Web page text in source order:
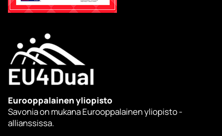
Eurooppalainen yliopisto
Savonia on mukana Eurooppalainen yliopisto -
allianssissa.